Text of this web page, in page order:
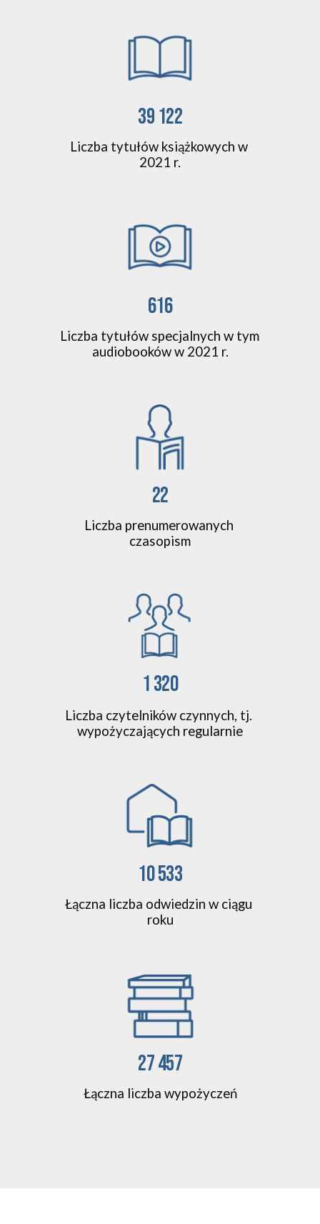
39 122
Liczba tytułów książkowych w
2021 r.
616
Liczba tytułów specjalnych w tym
audiobooków w 2021 r.
22
Liczba prenumerowanych
czasopism
1 320
Liczba czytelników czynnych, tj.
wypożyczających regularnie
10 533
Łączna liczba odwiedzin w ciągu
roku
27 457
Łączna liczba wypożyczeń